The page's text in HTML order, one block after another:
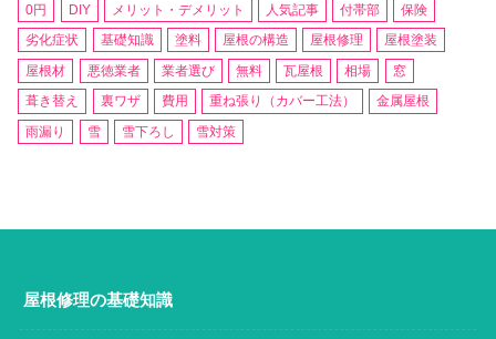
0円 DIY メリット・デメリット 人気記事 付帯部
保険
劣化症状
基礎知識 塗料 屋根の構造 屋根修理
屋根塗装
屋根材
悪徳業者 業者選び 無料 瓦屋根 相場
窓
葺き替え
裏ワザ 費用 重ね張り（カバー工法）
金属屋根
雨漏り
雪 雪下ろし 雪対策
屋根修理の基礎知識